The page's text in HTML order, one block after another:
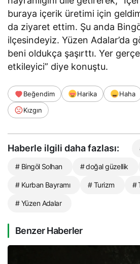
buraya içerik üretimi için
da ziyaret ettim. Şu anda
ilçesindeyiz. Yüzen Adalar’da
beni oldukça şaşırttı. Yer
etkileyici” diye konuştu.
Beğendim Harika Haha
Kızgın
Haberle ilgili daha fazlası:
# Bingöl Solhan # doğal güzellik
# Kurban Bayramı # Turizm #
# Yüzen Adalar
Benzer Haberler